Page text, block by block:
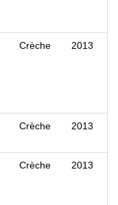
Crèche 2013
Crèche 2013
Crèche 2013